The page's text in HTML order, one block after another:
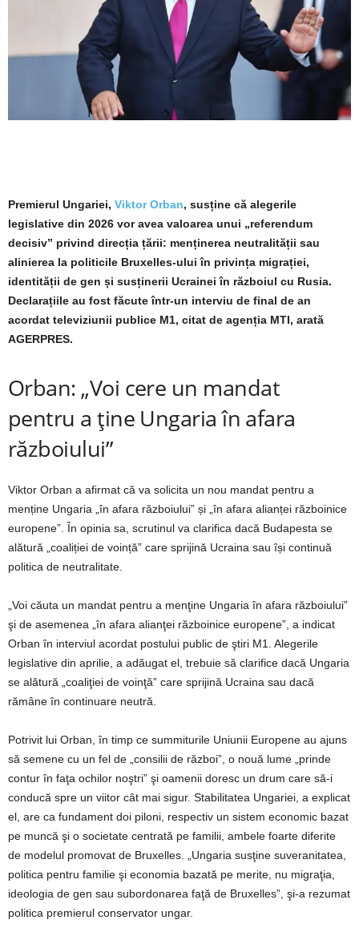
Premierul Ungariei, Viktor Orban, susține că alegerile
legislative din 2026 vor avea valoarea unui „referendum
decisiv” privind direcția țării: menținerea neutralității sau
alinierea la politicile Bruxelles-ului în privința migrației,
identității de gen și susținerii Ucrainei în războiul cu Rusia.
Declarațiile au fost făcute într-un interviu de final de an
acordat televiziunii publice M1, citat de agenția MTI, arată
AGERPRES.
Orban: „Voi cere un mandat
pentru a ține Ungaria în afara
războiului”
Viktor Orban a afirmat că va solicita un nou mandat pentru a
menține Ungaria „în afara războiului” și „în afara alianței războinice
europene”. În opinia sa, scrutinul va clarifica dacă Budapesta se
alătură „coaliției de voință” care sprijină Ucraina sau își continuă
politica de neutralitate.
„Voi căuta un mandat pentru a menţine Ungaria în afara războiului”
şi de asemenea „în afara alianţei războinice europene”, a indicat
Orban în interviul acordat postului public de ştiri M1. Alegerile
legislative din aprilie, a adăugat el, trebuie să clarifice dacă Ungaria
se alătură „coaliţiei de voinţă” care sprijină Ucraina sau dacă
rămâne în continuare neutră.
Potrivit lui Orban, în timp ce summiturile Uniunii Europene au ajuns
să semene cu un fel de „consilii de război”, o nouă lume „prinde
contur în faţa ochilor noştri” şi oamenii doresc un drum care să-i
conducă spre un viitor cât mai sigur. Stabilitatea Ungariei, a explicat
el, are ca fundament doi piloni, respectiv un sistem economic bazat
pe muncă şi o societate centrată pe familii, ambele foarte diferite
de modelul promovat de Bruxelles. „Ungaria susţine suveranitatea,
politica pentru familie şi economia bazată pe merite, nu migraţia,
ideologia de gen sau subordonarea faţă de Bruxelles”, şi-a rezumat
politica premierul conservator ungar.